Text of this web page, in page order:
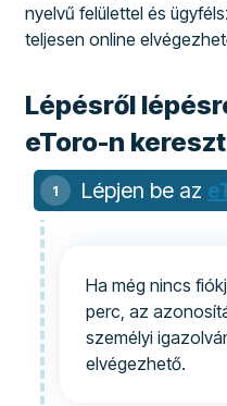
nyelvű felülettel és
teljesen online
Lépésről
eToro-n
Lépjen be az
Ha még nincs
perc, az
személyi
elvégezhető.